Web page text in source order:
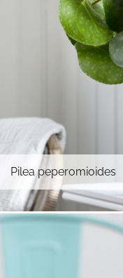
Pilea peperomioides